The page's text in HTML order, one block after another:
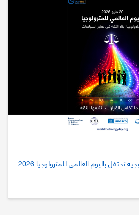
تحتفل باليوم العالمي للمترولوجيا 2026